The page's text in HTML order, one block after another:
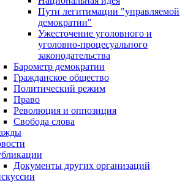
Пути легитимации "управляемой
демократии"
Ужесточение уголовного и
уголовно-процесуального
законодательства
Барометр демократии
Гражданское общество
Политический режим
Право
Революция и оппозиция
Свобода слова
Документы других организаций